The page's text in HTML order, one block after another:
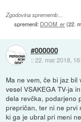
Zgodovina sprememb…
spremenil: DOOM_er(22.
#000000
::22. mar 2018,
Ma ne vem, če bi jaz
vesel VSAKEGA TV-ja
dela revčka, podarjeno
prepričan, ter ni ne prvi
ki ga je ubral pri meni